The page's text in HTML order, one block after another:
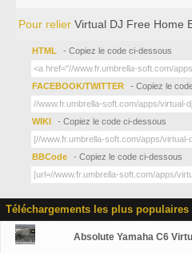
Pour relierVirtual DJ Free Home
HTML - Copiez le code ci-dessous
FACEBOOK/TWITTER - Copiez le
WIKI - Copiez le code ci-dessous
BBCode - Copiez le code ci-dessous
Téléchargements les plus populaires
Absolute Yamaha C6